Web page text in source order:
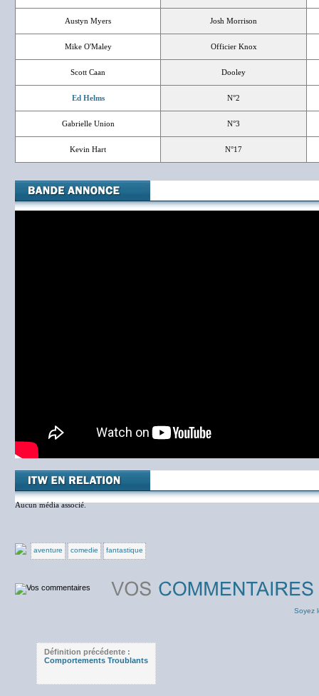
Austyn Myers Josh Morrison
Mike O'Maley Officier Knox
Scott Caan Dooley
Ed Helms N°2
Gabrielle Union N°3
Kevin Hart N°17
Aucun média associé.
aventure comedie fantastique
Soyez
Définition précédente :
Comportements Troublants